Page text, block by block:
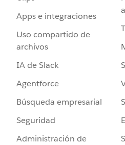
Apps e integraciones
Uso compartido de
archivos
IA de Slack
Agentforce
Búsqueda empresarial
Seguridad
Administración de